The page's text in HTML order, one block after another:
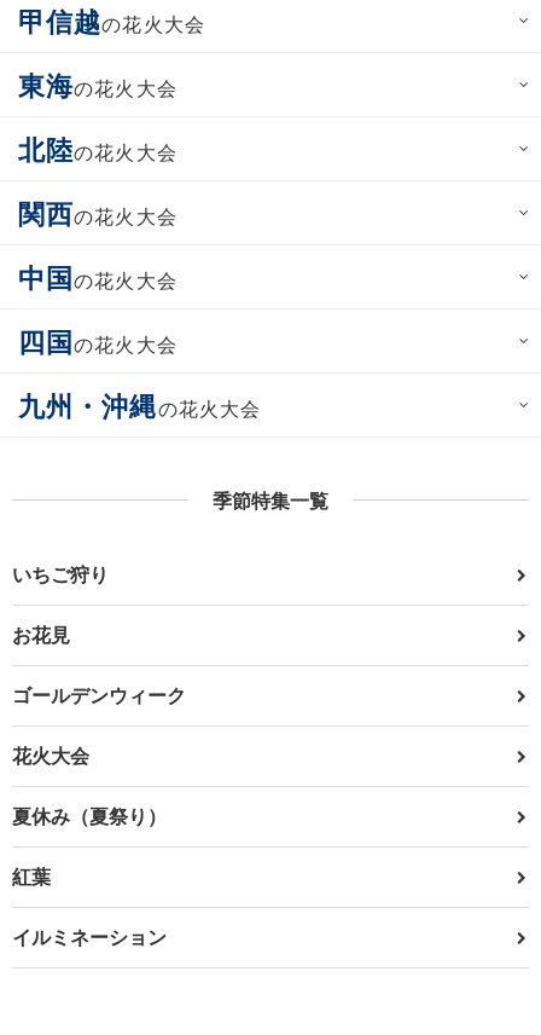
甲信越の花火大会
東海の花火大会
北陸の花火大会
関西の花火大会
中国の花火大会
四国の花火大会
九州・沖縄の花火大会
季節特集一覧
いちご狩り
お花見
ゴールデンウィーク
花火大会
夏休み（夏祭り）
紅葉
イルミネーション